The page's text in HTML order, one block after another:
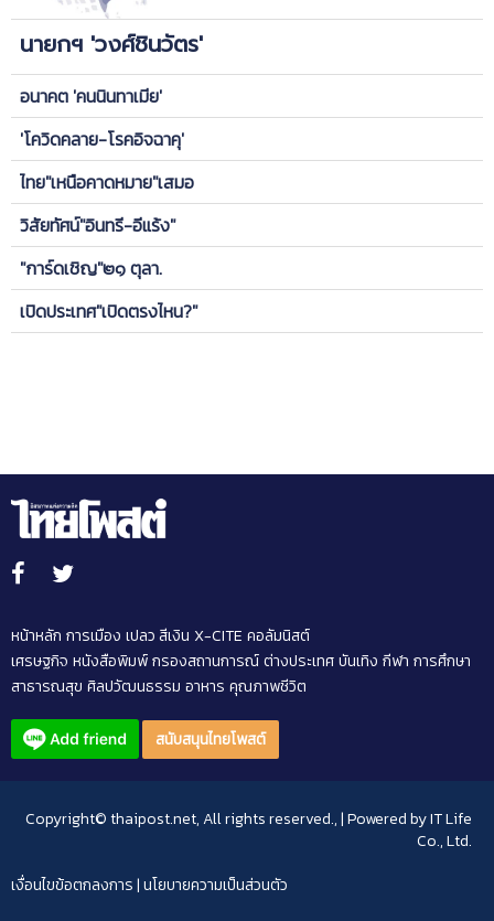
นายกฯ 'วงศ์ชินวัตร'
อนาคต 'คนนินทาเมีย'
'โควิดคลาย-โรคอิจฉาคุ'
ไทย"เหนือคาดหมาย"เสมอ
วิสัยทัศน์"อินทรี-อีแร้ง"
"การ์ดเชิญ"๒๑ ตุลา.
เปิดประเทศ"เปิดตรงไหน?"
หน้าหลัก การเมือง เปลว สีเงิน X-CITE คอลัมนิสต์
เศรษฐกิจ หนังสือพิมพ์กรองสถานการณ์ต่างประเทศบันเทิง กีฬา การศึกษา
สาธารณสุข ศิลปวัฒนธรรม อาหาร คุณภาพชีวิต
สนับสนุนไทยโพสต์
Copyright© thaipost.net, All rights reserved., | Powered byIT Life
Co., Ltd.
เงื่อนไขข้อตกลงการ|นโยบายความเป็นส่วนตัว